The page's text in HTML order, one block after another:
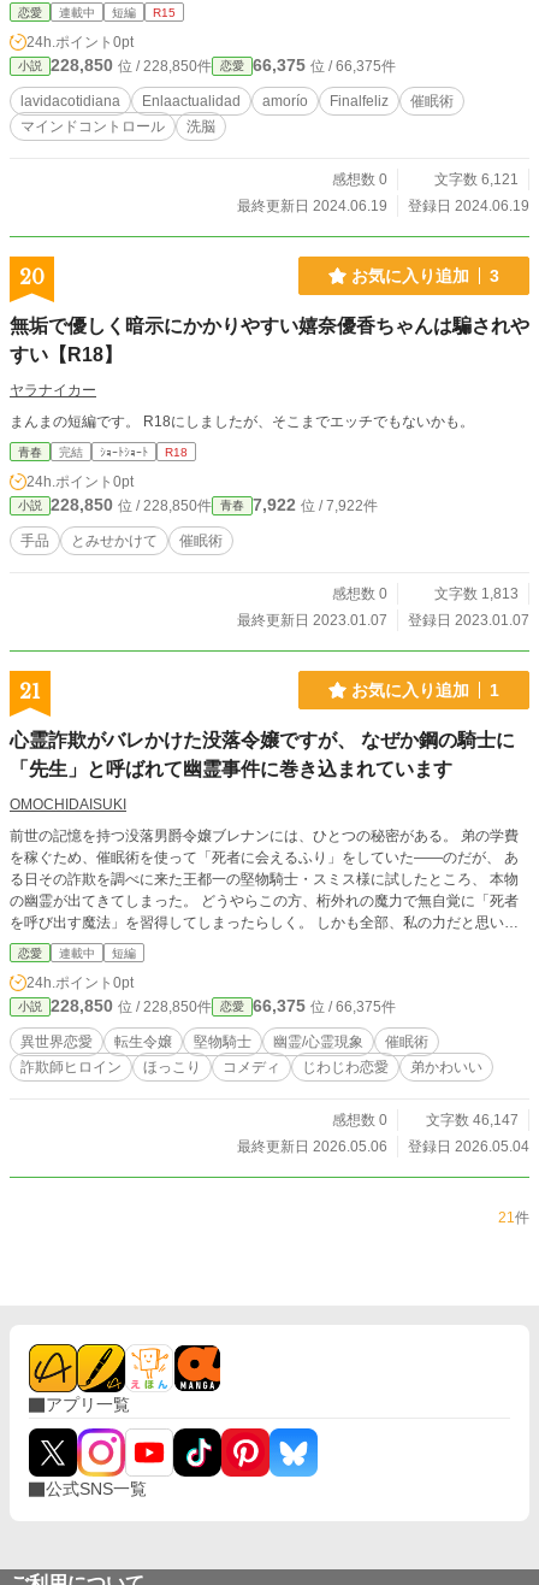
恋愛 連載中 短編 R15
24h.ポイント 0pt
小説 228,850 位 / 228,850件 恋愛 66,375 位 / 66,375件
lavidacotidiana Enlaactualidad amorío Finalfeliz
催眠術
マインドコントロール
洗脳
感想数 0
文字数 6,121
最終更新日 2024.06.19
登録日 2024.06.19
20 お気に入り追加 3
無垢で優しく暗示にかかりやすい嬉奈優香ちゃんは騙されや
すい【R18】
ヤラナイカー
まんまの短編です。 R18にしましたが、そこまでエッチでもないかも。
青春 完結 ｼｮｰﾄｼｮｰﾄ R18
24h.ポイント 0pt
小説 228,850 位 / 228,850件 青春 7,922 位 / 7,922件
手品 とみせかけて 催眠術
感想数 0
文字数 1,813
最終更新日 2023.01.07
登録日 2023.01.07
21 お気に入り追加 1
心霊詐欺がバレかけた没落令嬢ですが、 なぜか鋼の騎士に
「先生」と呼ばれて幽霊事件に巻き込まれています
OMOCHIDAISUKI
前世の記憶を持つ没落男爵令嬢ブレナンには、ひとつの秘密がある。 弟の学費
を稼ぐため、催眠術を使って「死者に会えるふり」をしていた――のだが、 あ
る日その詐欺を調べに来た王都一の堅物騎士・スミス様に試したところ、 本物
の幽霊が出てきてしまった。 どうやらこの方、桁外れの魔力で無自覚に「死者
を呼び出す魔法」を習得してしまったらしく。 しかも全部、私の力だと思い込
んでいる。 「先生の能力は、本当に素晴らしい」 ――違います、それはあな
たの力です。 真直ぐな尊敬の眼差しが、詐欺師の良心にじわじわと刺さる。 本
当のことを言えないまま、二人は王宮の怪異、殺人事件の真相、 都市に広がる
噂の怪異へと巻き込まれていく。 「先生はどうして、そんな不思議なことを知
っているんですか？」 堅物で真直ぐで、困ったほど真剣なその人が、 いつの間
にか、私の嘘をひとつひとつ溶かしていく気がして。 怪異よりも、あなたの
視線の方が、ずっとずっと怖いのです。
恋愛 連載中 短編
24h.ポイント 0pt
小説 228,850 位 / 228,850件 恋愛 66,375 位 / 66,375件
異世界恋愛 転生令嬢 堅物騎士 幽霊/心霊現象
催眠術
詐欺師ヒロイン
ほっこり コメディ じわじわ恋愛 弟かわいい
感想数 0
文字数 46,147
最終更新日 2026.05.06
登録日 2026.05.04
21件
アプリ一覧
公式SNS一覧